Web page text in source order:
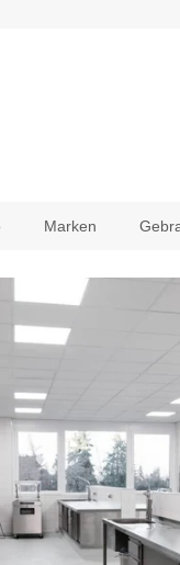
Marken